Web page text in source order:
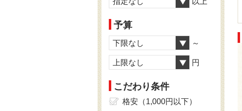
予算
下限なし ～
上限なし 円
こだわり条件
格安（1,000円以下）